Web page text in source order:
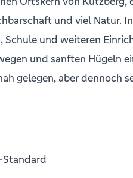
und viel Natur.
Schule und weiteren
und sanften Hügeln
gelegen, aber dennoch
Standard